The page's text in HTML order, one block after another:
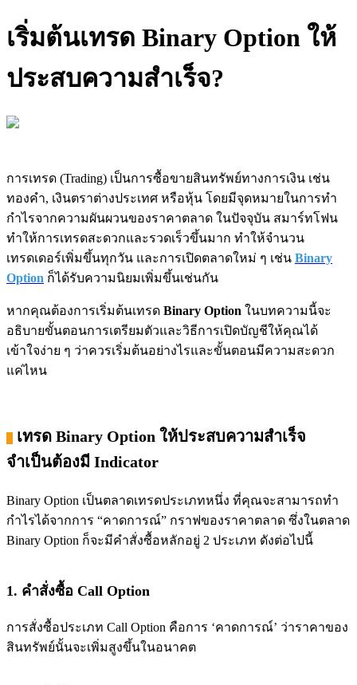
เริ่มต้นเทรด Binary Option ให้
ประสบความสำเร็จ?
การเทรด (Trading) เป็นการซื้อขายสินทรัพย์ทางการเงิน เช่น
ทองคำ, เงินตราต่างประเทศ หรือหุ้น โดยมีจุดหมายในการทำ
กำไรจากความผันผวนของราคาตลาด ในปัจจุบัน สมาร์ทโฟน
ทำให้การเทรดสะดวกและรวดเร็วขึ้นมาก ทำให้จำนวน
เทรดเดอร์เพิ่มขึ้นทุกวัน และการเปิดตลาดใหม่ ๆ เช่น Binary
Option ก็ได้รับความนิยมเพิ่มขึ้นเช่นกัน
หากคุณต้องการเริ่มต้นเทรด Binary Option ในบทความนี้จะ
อธิบายขั้นตอนการเตรียมตัวและวิธีการเปิดบัญชีให้คุณได้
เข้าใจง่าย ๆ ว่าควรเริ่มต้นอย่างไรและขั้นตอนมีความสะดวก
แค่ไหน
เทรด Binary Option ให้ประสบความสำเร็จ
จำเป็นต้องมี Indicator
Binary Option เป็นตลาดเทรดประเภทหนึ่ง ที่คุณจะสามารถทำ
กำไรได้จากการ “คาดการณ์” กราฟของราคาตลาด ซึ่งในตลาด
Binary Option ก็จะมีคำสั่งซื้อหลักอยู่ 2 ประเภท ดังต่อไปนี้
1. คำสั่งซื้อ Call Option
การสั่งซื้อประเภท Call Option คือการ ‘คาดการณ์’ ว่าราคาของ
สินทรัพย์นั้นจะเพิ่มสูงขึ้นในอนาคต